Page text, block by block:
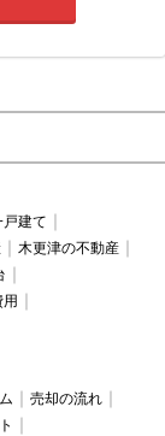
建て
木更津の不動産
売却の流れ